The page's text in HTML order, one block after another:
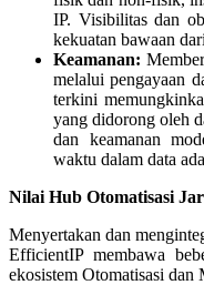
IP. Visibilitas dan
kekuatan bawaan
Keamanan:
melalui pengayaan
terkini
yang didorong oleh
dan keamanan
waktu dalam data
Nilai Hub Otomatisasi
Menyertakan dan
EfficientIP membawa
ekosistem Otomatisasi dan